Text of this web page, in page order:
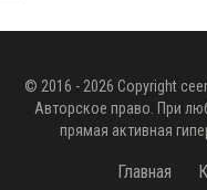
© 2016 - 2026 Copyright
Авторское право. При
прямая активная
Главная